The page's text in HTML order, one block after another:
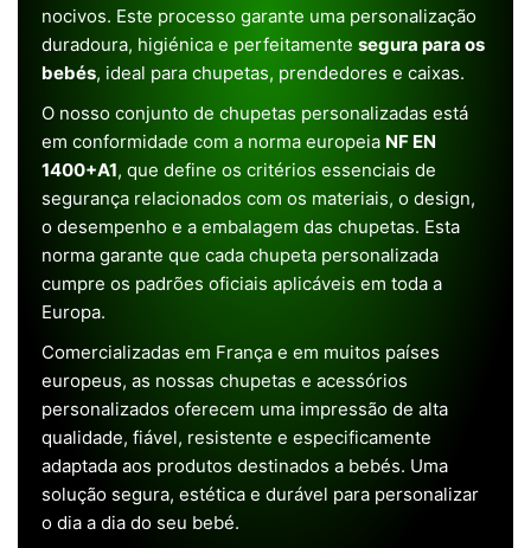
nocivos. Este processo garante uma personalização
duradoura, higiénica e perfeitamente segura para os
bebés, ideal para chupetas, prendedores e caixas.
O nosso conjunto de chupetas personalizadas está
em conformidade com a norma europeia NF EN
1400+A1, que define os critérios essenciais de
segurança relacionados com os materiais, o design,
o desempenho e a embalagem das chupetas. Esta
norma garante que cada chupeta personalizada
cumpre os padrões oficiais aplicáveis em toda a
Europa.
Comercializadas em França e em muitos países
europeus, as nossas chupetas e acessórios
personalizados oferecem uma impressão de alta
qualidade, fiável, resistente e especificamente
adaptada aos produtos destinados a bebés. Uma
solução segura, estética e durável para personalizar
o dia a dia do seu bebé.